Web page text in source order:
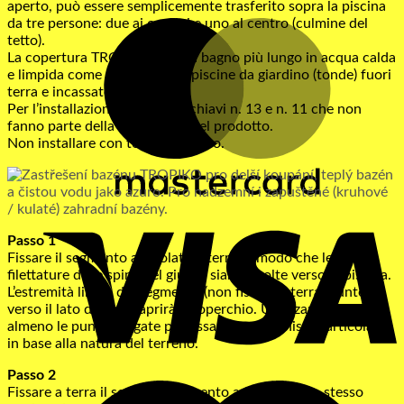
aperto, può essere semplicemente trasferito sopra la piscina
da tre persone: due ai cardini e uno al centro (culmine del
tetto).
La copertura TROPIKO per un bagno più lungo in acqua calda
e limpida come l’azzurro. Per piscine da giardino (tonde) fuori
terra e incassate.
Per l’installazione servono le chiavi n. 13 e n. 11 che non
fanno parte della confezione del prodotto.
Non installare con tempo ventoso.
Passo 1
Fissare il segmento articolato a terra in modo che le
filettature delle spine del giunto siano rivolte verso la piscina.
L’estremità libera del segmento (non fissata a terra) punterà
verso il lato da cui si aprirà il coperchio. Utilizzare tasselli o
almeno le punte allegate per fissare il meccanismo articolato
in base alla natura del terreno.
Passo 2
Fissare a terra il secondo segmento articolato allo stesso